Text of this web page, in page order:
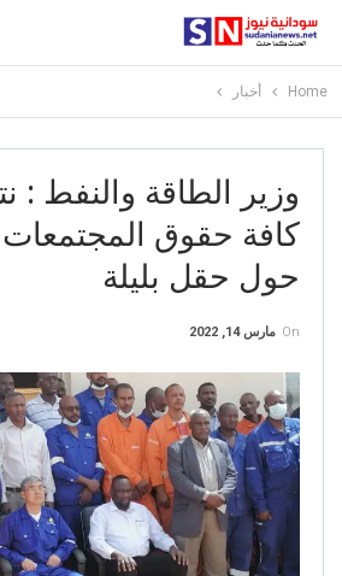
Home أخبار
وزير الطاقة والنفط :
كافة حقوق المجتمعات
حول حقل بليلة
On مارس 14, 2022